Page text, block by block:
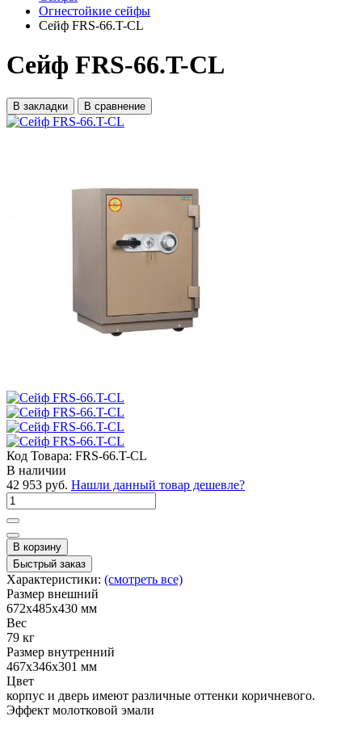
Огнестойкие сейфы
Сейф FRS-66.T-CL
Сейф FRS-66.T-CL
В закладки В сравнение
Код Товара: FRS-66.T-CL
В наличии
42 953 руб. Нашли данный товар дешевле?
В корзину
Быстрый заказ
Характеристики: (смотреть все)
Размер внешний
672x485x430 мм
Вес
79 кг
Размер внутренний
467x346x301 мм
Цвет
корпус и дверь имеют различные оттенки коричневого.
Эффект молотковой эмали